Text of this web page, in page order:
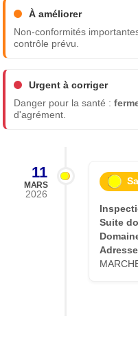
À améliorer
Non-conformités
contrôle prévu.
Urgent à corriger
Danger pour la santé :
d'agrément.
11
MARS
2026
Suite